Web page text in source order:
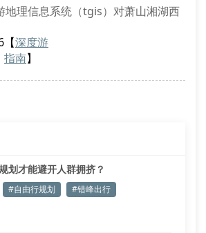
地理信息系统（tgis）对萧山湘湖西
人次。这种基于环境承载力的开发
【深度游
指南】
划才能避开人群拥挤？
#自由行规划 #错峰出行